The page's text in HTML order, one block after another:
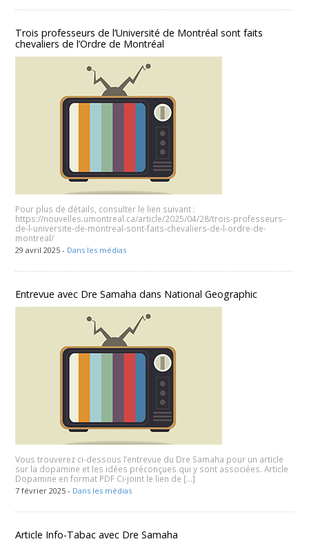
Trois professeurs de l’Université de Montréal sont faits
chevaliers de l’Ordre de Montréal
Pour plus de détails, consulter le lien suivant :
https://nouvelles.umontreal.ca/article/2025/04/28/trois-professeurs-
de-l-universite-de-montreal-sont-faits-chevaliers-de-l-ordre-de-
montreal/
29 avril 2025 - Dans les médias
Entrevue avec Dre Samaha dans National Geographic
Vous trouverez ci-dessous l’entrevue du Dre Samaha pour un article
sur la dopamine et les idées préconçues qui y sont associées. Article
Dopamine en format PDF Ci-joint le lien de […]
7 février 2025 - Dans les médias
Article Info-Tabac avec Dre Samaha